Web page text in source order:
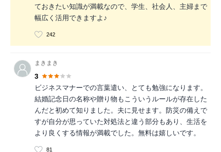
ておきたい知識が満載なので、学生、社会人、主婦まで
幅広く活用できますよ♪
242
まきまき
3
ビジネスマナーでの言葉遣い、とても勉強になります。
結婚記念日の名称や贈り物もこういうルールが存在した
んだと初めて知りました。夫に見せます。防災の備えで
すが自分が思っていた対処法と違う部分もあり、生活を
より良くする情報が満載でした。無料は嬉しいです。
81